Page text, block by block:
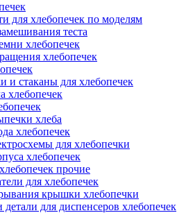
для хлебопечек по моделям
теста
хлебопечек
хлебопечек
и стаканы для хлебопечек
хлебопечек
хлеба
хлебопечек
для хлебопечки
хлебопечек
прочие
для хлебопечек
крышки хлебопечки
для диспенсеров хлебопечек